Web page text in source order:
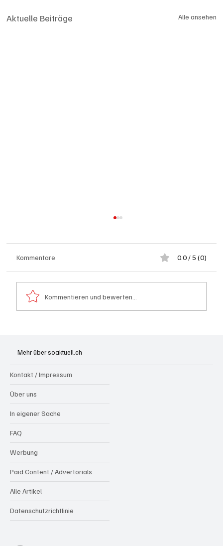
Aktuelle Beiträge Alle ansehen
Stadtpräsidium
Kommentare 0.0 / 5 (0)
Kommentieren und bewerten...
Mehr über soaktuell.ch
Kontakt / Impressum
Über uns
In eigener Sache
FAQ
Werbung
Paid Content / Advertorials
Alle Artikel
Datenschutzrichtlinie